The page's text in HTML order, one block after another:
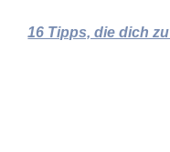
16 Tipps, die dich